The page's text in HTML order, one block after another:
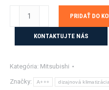
EF35VGWK-
EF35VG
-
PRIDAŤ DO
KONTAKTUJTE NÁS
Kategória: Mitsubishi
Značky: A+++ dizajnová klimatizácia